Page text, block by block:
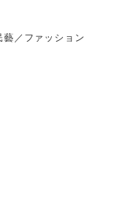
／ファッション